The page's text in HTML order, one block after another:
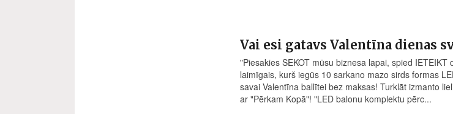
Vai esi gatavs Valentīna dienas
"Piesakies SEKOT mūsu biznesa lapai, spied IETEIKT
laimīgais, kurš iegūs 10 sarkano mazo sirds formas
savai Valentīna ballītei bez maksas! Turklāt izmanto
ar "Pērkam Kopā"! "LED balonu komplektu pērc...